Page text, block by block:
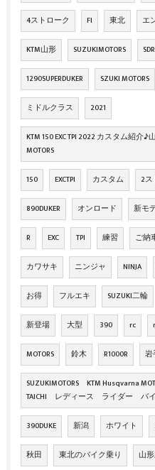
4ストローク FI 東北 エ
KTM山形 SUZUKIMOTORS SDR
1290SUPERDUKER SZUKI MOTORS
ミドルクラス 2021
KTM 150 EXC TPI 2022 カスタム紹介
MOTORS
150 EXCTPI カスタム 2
890DUKER オンロード 新モ
R EXC TPI 練習 ご納
カワサキ ニンジャ NINJA
お得 フルエキ SUZUKI二輪
新登場 大型 390 rc
MOTORS 鈴木 R1000R 岩
SUZUKIMOTORS KTM Husqvarna
TAICHI レディース ライダー バ
390DUKE 新潟 ホワイト
秋田 東北のバイク乗り 山